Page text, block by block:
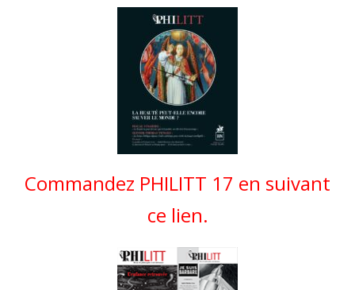
Commandez PHILITT 17 en suivant
ce lien.